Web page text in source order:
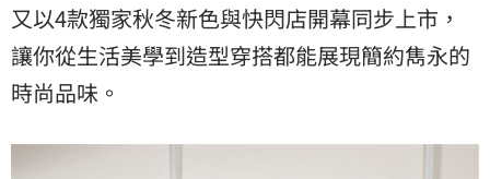
又以4款獨家秋冬新色與快閃店開幕同步上市，
讓你從生活美學到造型穿搭都能展現簡約雋永的
時尚品味。